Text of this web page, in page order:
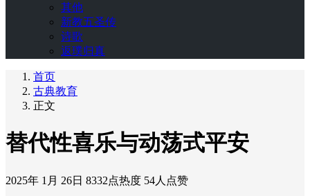
其他
新教五圣传
诗歌
返璞归真
首页
古典教育
正文
替代性喜乐与动荡式平安
2025年 1月 26日 8332点热度 54人点赞